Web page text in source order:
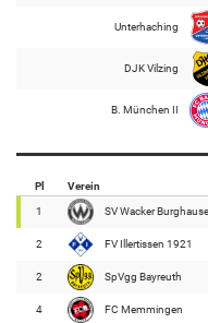
Unterhaching
DJK Vilzing
B. München II
Pl Verein
1 SV Wacker
2 FV Illertissen 1921
2 SpVgg Bayreuth
4 FC Memmingen